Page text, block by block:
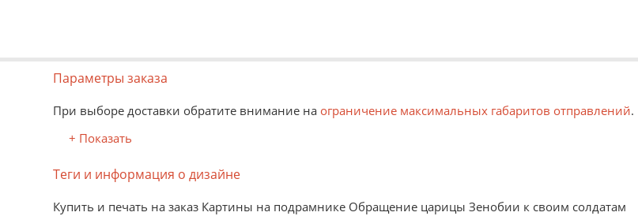
Параметры заказа
При выборе доставки обратите внимание на ограничение максимальных габаритов отправлений.
+ Показать
Теги и информация о дизайне
Купить и печать на заказ Картины на подрамнике Обращение царицы Зенобии к своим солдатам